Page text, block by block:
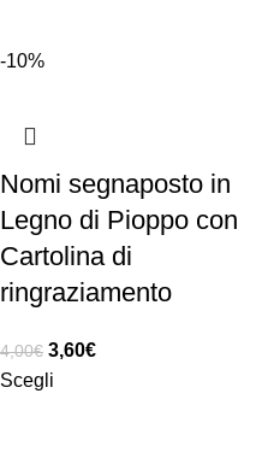
-10%
Nomi segnaposto in
Legno di Pioppo con
Cartolina di
ringraziamento
4,00€ 3,60€
Scegli